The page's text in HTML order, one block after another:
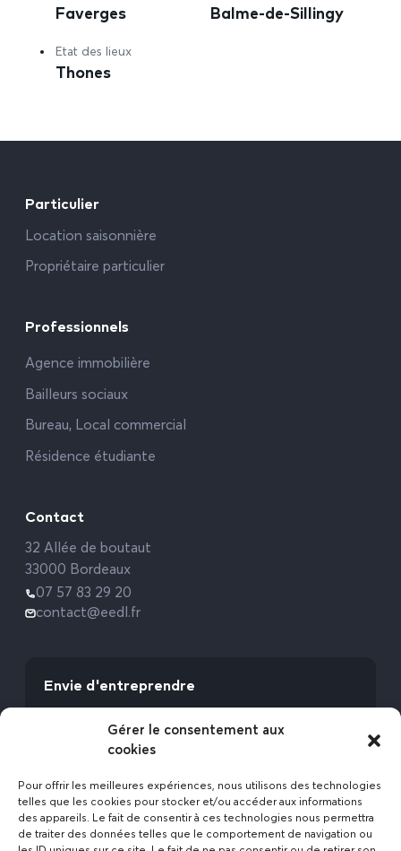
Gérer le consentement aux
cookies
Pour offrir les meilleures expériences, nous utilisons des technologies
telles que les cookies pour stocker et/ou accéder aux informations
des appareils. Le fait de consentir à ces technologies nous permettra
de traiter des données telles que le comportement de navigation ou
Faverges Balme-de-Sillingy
Etat des lieux
Thones
Particulier
Location saisonnière
Propriétaire particulier
Professionnels
Agence immobilière
Bailleurs sociaux
Bureau, Local commercial
Résidence étudiante
Contact
32 Allée de boutaut
33000 Bordeaux
07 57 83 29 20
contact@eedl.fr
Envie d'entreprendre
avec l’Expert Etat des Lieux !
Rejoignez-nous